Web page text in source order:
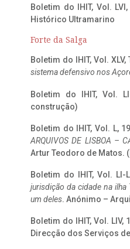
Boletim do IHIT, Vol.
Histórico Ultramarino
Forte da Salga
Boletim do IHIT, Vol.
sistema defensivo nos
Boletim do IHIT, Vol.
construção)
Boletim do IHIT, Vol. L,
ARQUIVOS DE LISBOA –
Artur Teodoro de Matos.
Boletim do IHIT, Vol. LI-
jurisdição da cidade na
um deles. Anónimo –
Boletim do IHIT, Vol. LIV,
Direcção dos Serviços